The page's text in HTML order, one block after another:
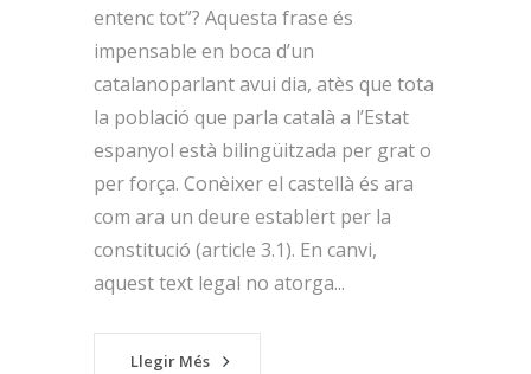
entenc tot”? Aquesta frase és
impensable en boca d’un
catalanoparlant avui dia, atès que tota
la població que parla català a l’Estat
espanyol està bilingüitzada per grat o
per força. Conèixer el castellà és ara
com ara un deure establert per la
constitució (article 3.1). En canvi,
aquest text legal no atorga...
Llegir Més